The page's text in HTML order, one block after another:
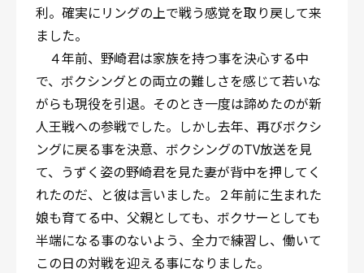
利。確実にリングの上で戦う感覚を取り戻して来
ました。
４年前、野崎君は家族を持つ事を決心する中
で、ボクシングとの両立の難しさを感じて若いな
がらも現役を引退。そのとき一度は諦めたのが新
人王戦への参戦でした。しかし去年、再びボクシ
ングに戻る事を決意、ボクシングのTV放送を見
て、うずく姿の野崎君を見た妻が背中を押してく
れたのだ、と彼は言いました。２年前に生まれた
娘も育てる中、父親としても、ボクサーとしても
半端になる事のないよう、全力で練習し、働いて
この日の対戦を迎える事になりました。